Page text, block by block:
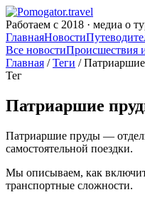
Работаем с 2018 · медиа о
ГлавнаяНовости
Все новостиПроисшествия
Главная /Теги /
Тег
Патриаршие
Патриаршие пруды —
самостоятельной поездки.
Мы описываем, как
транспортные сложности.